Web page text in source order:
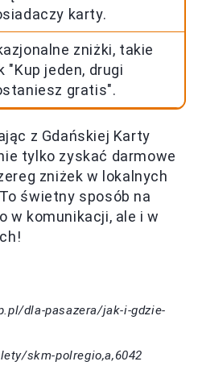
karty.
zniżki, takie
"Kup jeden, drugi
gratis".
z Gdańskiej Karty
tylko zyskać darmowe
zniżek w lokalnych
świetny sposób na
w komunikacji, ale i w
dla-pasazera/jak-i-gdzie-
skm-polregio,a,6042